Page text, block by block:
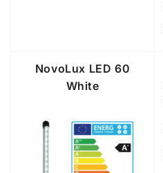
NovoLux LED 60
White